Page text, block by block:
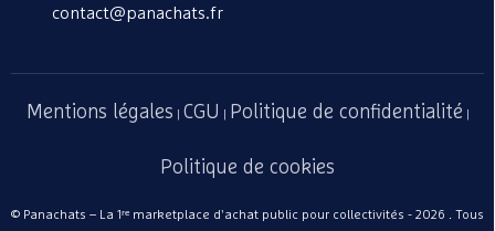
contact@panachats.fr
Mentions légales CGU Politique de confidentialité
Politique de cookies
© Panachats – La 1ʳᵉ marketplace d'achat public pour collectivités - 2026 . Tous